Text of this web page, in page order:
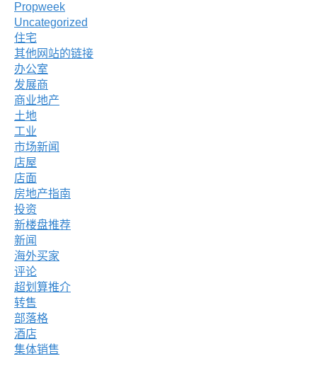
Propweek
Uncategorized
住宅
其他网站的链接
办公室
发展商
商业地产
土地
工业
市场新闻
店屋
店面
房地产指南
投资
新楼盘推荐
新闻
海外买家
评论
超划算推介
转售
部落格
酒店
集体销售